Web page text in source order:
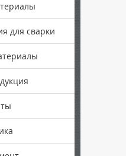
для сварки